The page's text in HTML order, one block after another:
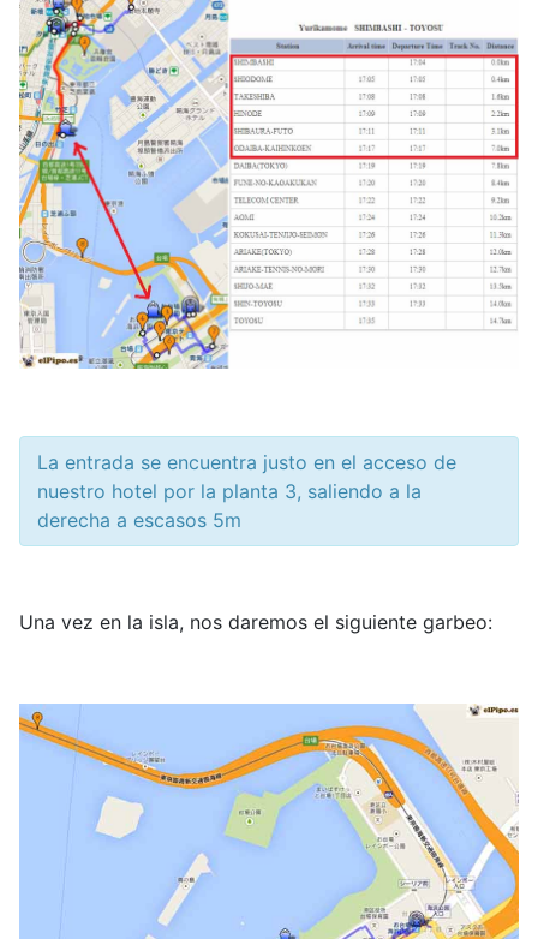
La entrada se encuentra justo en el acceso de
nuestro hotel por la planta 3, saliendo a la
derecha a escasos 5m
Una vez en la isla, nos daremos el siguiente garbeo: